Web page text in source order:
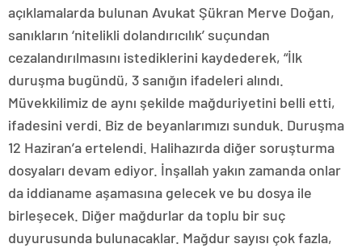
açıklamalarda bulunan Avukat Şükran Merve Doğan,
sanıkların ‘nitelikli dolandırıcılık’ suçundan
cezalandırılmasını istediklerini kaydederek, “İlk
duruşma bugündü, 3 sanığın ifadeleri alındı.
Müvekkilimiz de aynı şekilde mağduriyetini belli etti,
ifadesini verdi. Biz de beyanlarımızı sunduk. Duruşma
12 Haziran’a ertelendi. Halihazırda diğer soruşturma
dosyaları devam ediyor. İnşallah yakın zamanda onlar
da iddianame aşamasına gelecek ve bu dosya ile
birleşecek. Diğer mağdurlar da toplu bir suç
duyurusunda bulunacaklar. Mağdur sayısı çok fazla,